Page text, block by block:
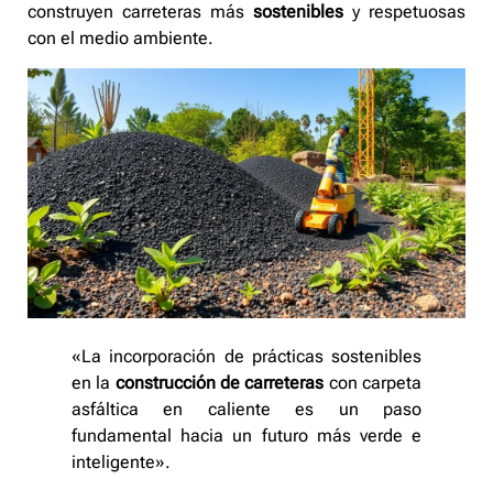
construyen carreteras más sostenibles y respetuosas
con el medio ambiente.
«La incorporación de prácticas sostenibles
en la construcción de carreteras con carpeta
asfáltica en caliente es un paso
fundamental hacia un futuro más verde e
inteligente».